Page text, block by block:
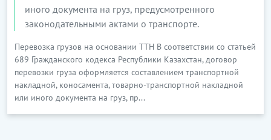
иного документа на груз, предусмотренного
законодательными актами о транспорте.
Перевозка грузов на основании ТТН В соответствии со статьей
689 Гражданского кодекса Республики Казахстан, договор
перевозки груза оформляется составлением транспортной
накладной, коносамента, товарно-транспортной накладной
или иного документа на груз, пр...